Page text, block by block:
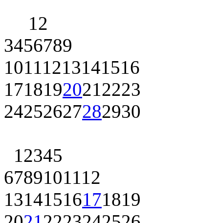
12
3456789
10111213141516
17181920212223
24252627282930
12345
6789101112
13141516171819